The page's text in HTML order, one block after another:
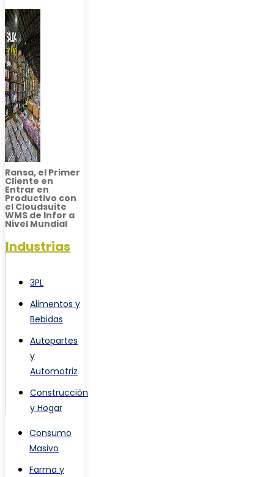
Ransa, el Primer
Cliente en
Entrar en
Productivo con
el Cloudsuite
WMS de Infor a
Nivel Mundial
Industrias
3PL
Alimentos y
Bebidas
Autopartes
y
Automotriz
Construcción
y Hogar
Consumo
Masivo
Farma y